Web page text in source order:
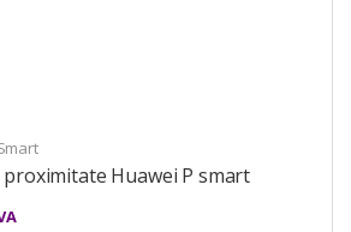
Huawei P smart